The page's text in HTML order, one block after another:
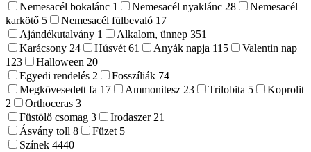
Nemesacél bokalánc 1 Nemesacél nyaklánc 28
Nemesacél
karkötő 5 Nemesacél fülbevaló 17
Ajándékutalvány 1 Alkalom, ünnep 351
Karácsony 24 Húsvét61 Anyák napja 115
Valentin nap
123
Halloween 20
Egyedi rendelés 2 Fosszíliák 74
Megkövesedett fa 17 Ammonitesz 23 Trilobita 5
Koprolit
2
Orthoceras 3
Füstölő csomag 3 Irodaszer21
Ásvány toll 8 Füzet 5
Színek 4440